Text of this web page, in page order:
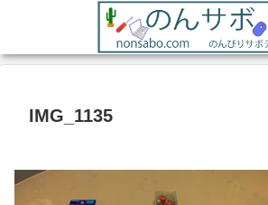
IMG_1135